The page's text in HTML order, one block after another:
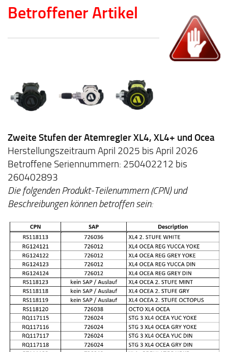
Betroffener Artikel
Zweite Stufen der Atemregler XL4, XL4+ und Ocea
Herstellungszeitraum April 2025 bis April 2026
Betroffene Seriennummern: 250402212 bis
260402893
Die folgenden Produkt-Teilenummern (CPN) und
Beschreibungen können betroffen sein: